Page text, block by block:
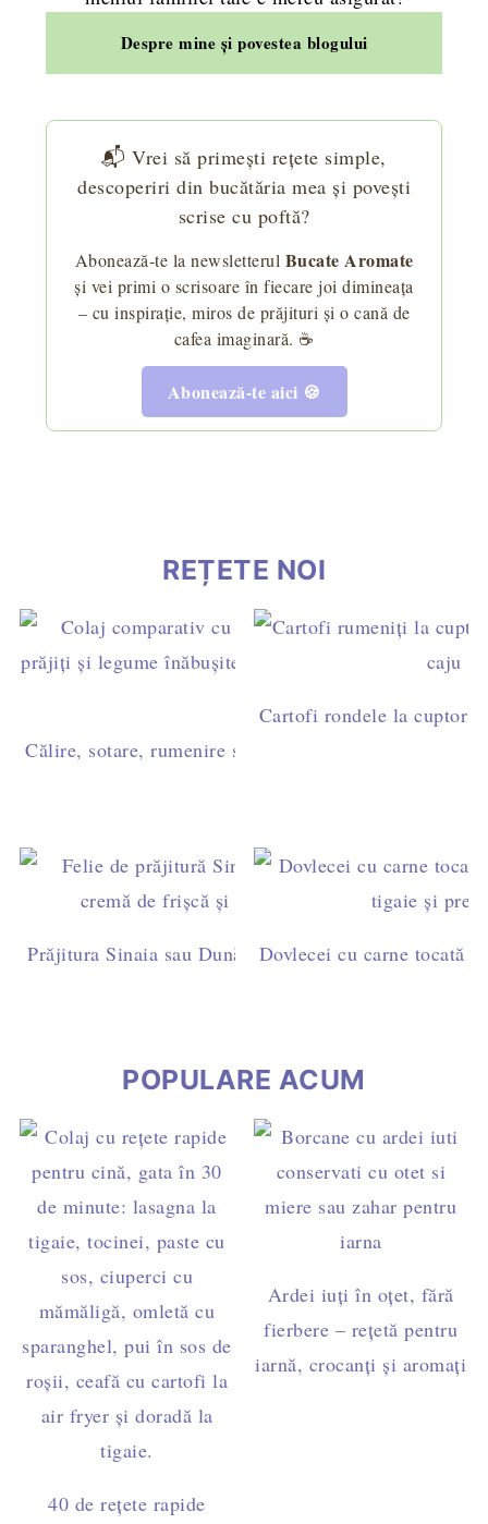
Despre mine și povestea blogului
📬 Vrei să primești rețete simple,
descoperiri din bucătăria mea și povești
scrise cu poftă?
Abonează-te la newsletterul Bucate Aromate
și vei primi o scrisoare în fiecare joi dimineața
– cu inspirație, miros de prăjituri și o cană de
cafea imaginară. ☕
Abonează-te aici 🍪
REȚETE NOI
Călire, sotare, rumenire sau prăjire? Diferențe și
Cartofi rondele la cuptor
Prăjitura Sinaia sau Dunăreana cu pandișpan
Dovlecei cu carne tocată
POPULARE ACUM
40 de rețete rapide
Ardei iuți în oțet, fără
fierbere – rețetă pentru
iarnă, crocanți și aromați